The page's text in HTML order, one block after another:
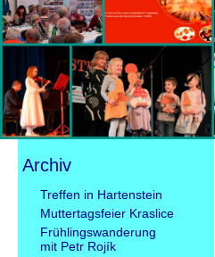
Archiv
Navigation
überspringen
Treffen in Hartenstein
Muttertagsfeier Kraslice
Frühlingswanderung
mit Petr Rojík